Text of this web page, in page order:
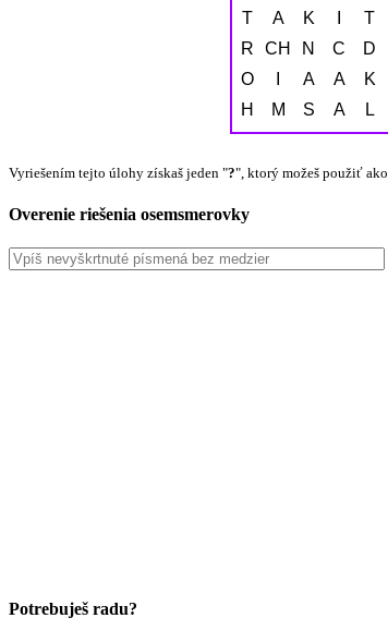
T
A K T
R
CH N C D
O
Á A K
H
M S A L
Vyriešením tejto úlohy získaš jeden "?", ktorý možeš použiť ako
Overenie riešenia osemsmerovky
Potrebuješ radu?